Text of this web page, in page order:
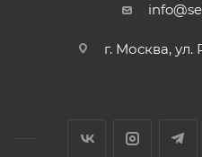
г. Москва, ул.